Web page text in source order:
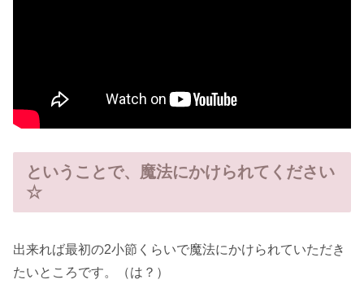
ということで、魔法にかけられてください
☆
出来れば最初の2小節くらいで魔法にかけられていただき
たいところです。（は？）